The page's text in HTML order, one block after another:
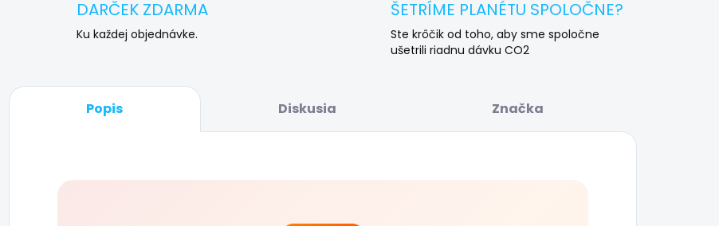
DARČEK ZDARMA
Ku každej objednávke.
ŠETRÍME PLANÉTU SPOLOČNE?
Ste krôčik od toho, aby sme spoločne
ušetrili riadnu dávku CO2
Popis Diskusia Značka